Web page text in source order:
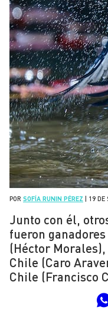
POR SOFÍA RUNIN PÉREZ 19 DE
Junto con él,
fueron
(Héctor
Chile (Caro
Chile (Francisco